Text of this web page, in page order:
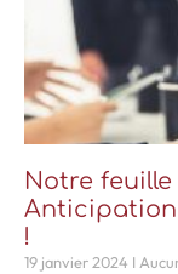
Notre feuille
!
19 janvier 2024